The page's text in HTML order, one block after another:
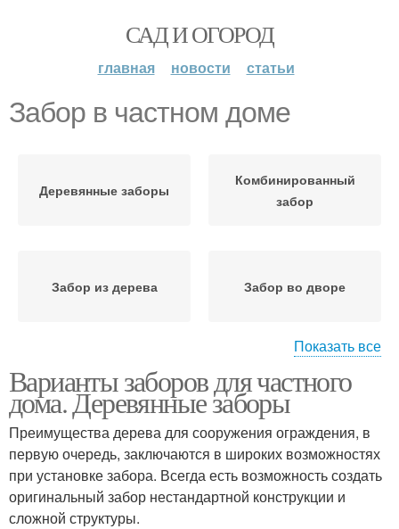
САД И ОГОРОД
главная новости статьи
Забор в частном доме
Деревянные заборы
Комбинированный
забор
Забор из дерева Забор во дворе
Забор из профнастила
участка
Красивые заборы Заборы из массива
Показать все
Варианты заборов для частного
дома. Деревянные заборы
Преимущества дерева для сооружения ограждения, в
первую очередь, заключаются в широких возможностях
при установке забора. Всегда есть возможность создать
оригинальный забор нестандартной конструкции и
сложной структуры.